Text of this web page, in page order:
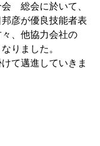
総会に於いて、
彦が優良技能者表
、他協力会社の
りました。
て邁進していきま